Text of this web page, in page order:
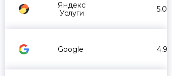
Яндекс
Услуги
5.0
Google 4.9